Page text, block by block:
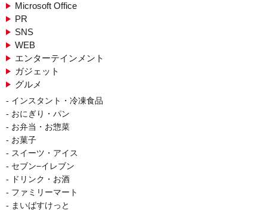
Microsoft Office
PR
SNS
WEB
エンターテインメント
ガジェット
グルメ
インスタント・冷凍食品
おにぎり・パン
お弁当・お惣菜
お菓子
スイーツ・アイス
セブン−イレブン
ドリンク・お酒
ファミリーマート
まいばすけっと